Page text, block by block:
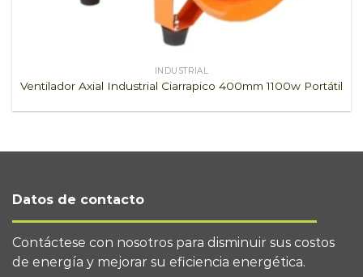
INDUSTRIAL
Ventilador Axial Industrial Ciarrapico 400mm 1100w Portátil
Datos de contacto
Contáctese con nosotros para disminuir sus costos
de energía y mejorar su eficiencia energética.